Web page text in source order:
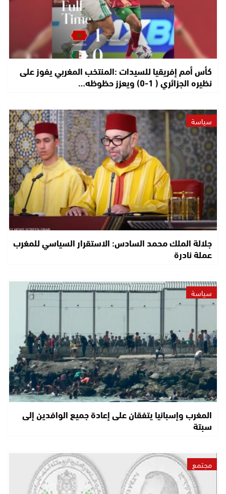
كأس أمم إفريقيا للسيدات :المنتخب المغربي يفوز على
نظيره الجزائري ( 1-0) ويعزز حظوظه…
سياسة
جلالة الملك محمد السادس: الاستقرار السياسي للمغرب
عملة نادرة
سياسة
المغرب وإسبانيا يتفقان على إعادة جميع الوافدين إلى
سبتة
مجتمع